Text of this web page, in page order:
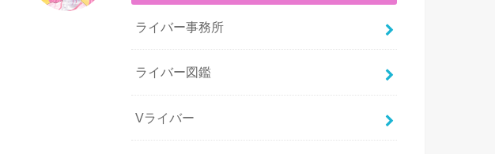
ライバー事務所
ライバー図鑑
Vライバー